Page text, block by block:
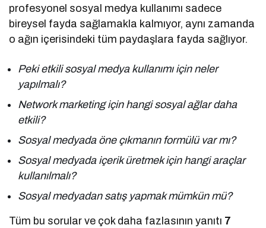
profesyonel sosyal medya kullanımı sadece
bireysel fayda sağlamakla kalmıyor, aynı zamanda
o ağın içerisindeki tüm paydaşlara fayda sağlıyor.
Peki etkili sosyal medya kullanımı için neler
yapılmalı?
Network marketing için hangi sosyal ağlar daha
etkili?
Sosyal medyada öne çıkmanın formülü var mı?
Sosyal medyada içerik üretmek için hangi araçlar
kullanılmalı?
Sosyal medyadan satış yapmak mümkün mü?
Tüm bu sorular ve çok daha fazlasının yanıtı 7